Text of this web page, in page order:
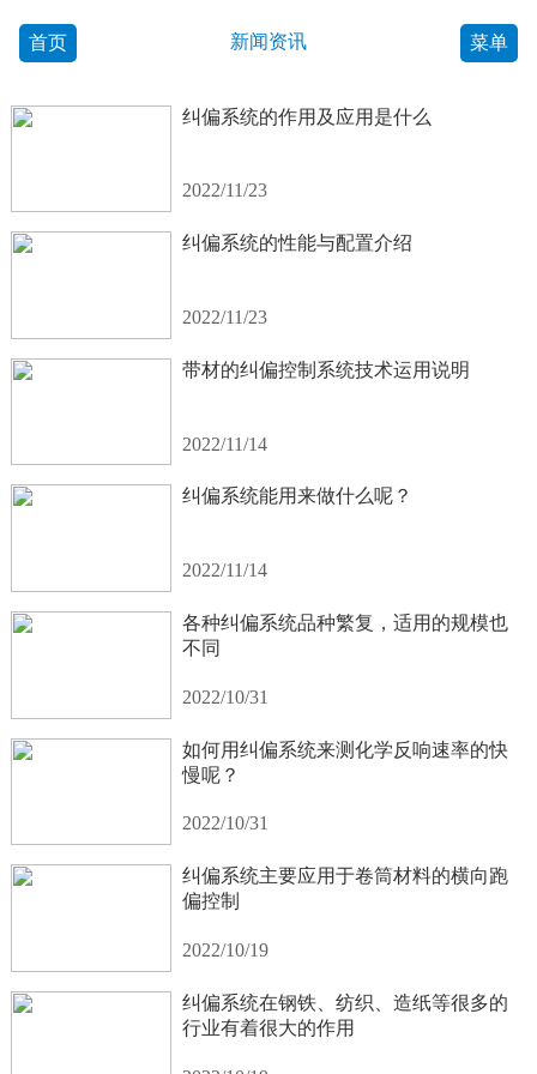
首页 新闻资讯 菜单
纠偏系统的作用及应用是什么
2022/11/23
纠偏系统的性能与配置介绍
2022/11/23
带材的纠偏控制系统技术运用说明
2022/11/14
纠偏系统能用来做什么呢？
2022/11/14
各种纠偏系统品种繁复，适用的规模也
不同
2022/10/31
如何用纠偏系统来测化学反响速率的快
慢呢？
2022/10/31
纠偏系统主要应用于卷筒材料的横向跑
偏控制
2022/10/19
纠偏系统在钢铁、纺织、造纸等很多的
行业有着很大的作用